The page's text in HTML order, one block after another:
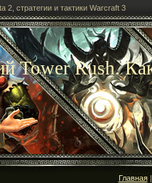
2, стратегии и тактики Warcraft 3
Tower Rush.
Главная